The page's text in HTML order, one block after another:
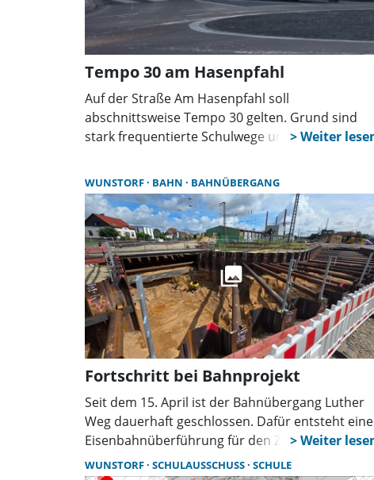
Tempo 30 am Hasenpfahl
Auf der Straße Am Hasenpfahl soll
abschnittsweise Tempo 30 gelten. Grund sind
stark frequentierte Schulwege und
abschnittsweise und wird durch Markierungen
sowie Smiley-Tafeln unterstützt. Ein
Verkehrsversuch ist geplant.
WUNSTORF BAHN BAHNÜBERGANG
Fortschritt bei Bahnprojekt
Seit dem 15. April ist der Bahnübergang Luther
Weg dauerhaft geschlossen. Dafür entsteht eine
Eisenbahnüberführung für den Zugverkehr
sowie eine Personenunterführung mit Rampen
WUNSTORF SCHULAUSSCHUSS SCHULE